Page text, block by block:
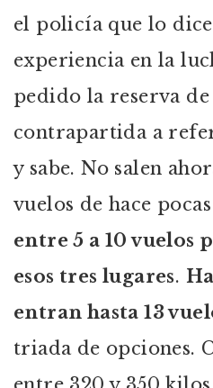
el policía que lo
experiencia en la
pedido la reserva
contrapartida a
y sabe. No salen
vuelos de hace pocas
entre 5 a 10 vuelos
esos tres lugares.
entran hasta 13
triada de opciones.